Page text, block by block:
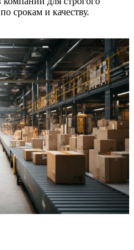
срокам и качеству.